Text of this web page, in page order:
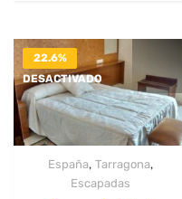
22.6%
DESACTIVADO
España, Tarragona,
Escapadas